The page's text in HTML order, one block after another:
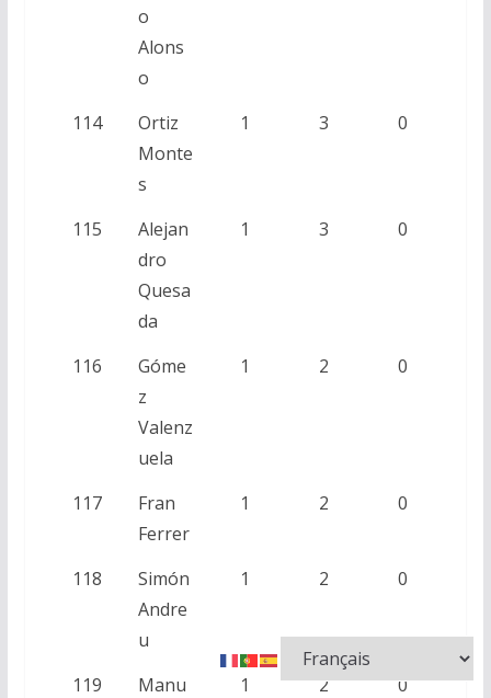
o
Alons
o
114
Ortiz
Monte
s
1 3 0
115
Alejan
dro
Quesa
da
1 3 0
116
Góme
z
Valenz
uela
1 2 0
117
Fran
Ferrer
1 2 0
118
Simón
Andre
u
1 2 0
119 Manu 1 2 0